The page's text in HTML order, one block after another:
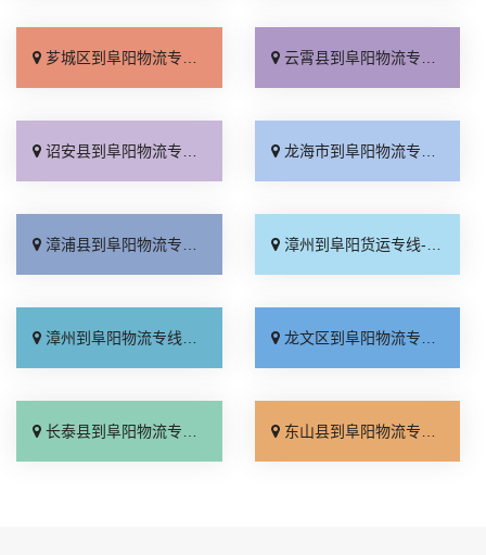
芗城区到阜阳物流专线_保证时效「多少一方」 云霄县到阜阳物流专线_合理收费「多少一吨」
诏安县到阜阳物流专线_直通专线「计费标准」 龙海市到阜阳物流专线_送货上门「每日发车」
漳浦县到阜阳物流专线_全程直达「损坏理赔」 漳州到阜阳货运专线-漳州到阜阳物流公司_专线直达「物流拼车」
漳州到阜阳物流专线_全程无虑「专线查询」 龙文区到阜阳物流专线_放心物流「价位合理」
长泰县到阜阳物流专线_合同承运「送货上门」 东山县到阜阳物流专线_专业可靠「直达特快专线」